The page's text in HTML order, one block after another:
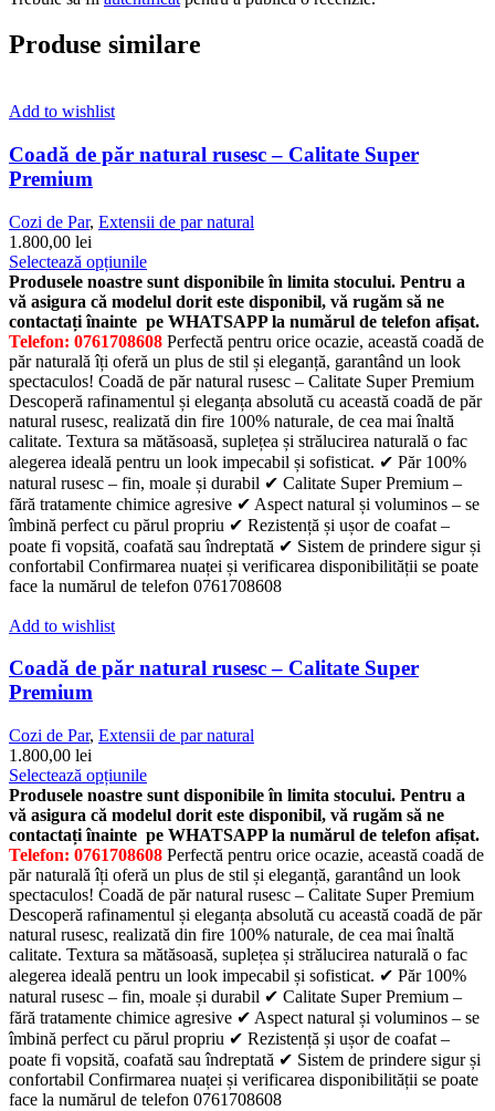
Produse similare
Add to wishlist
Coadă de păr natural rusesc – Calitate Super
Premium
Cozi de Par, Extensii de par natural
1.800,00 lei
Selectează opțiunileAcest
produs
are
mai
multe
variații.
Opțiunile
pot
fi
alese
în
pagina
produsului.
Produsele noastre sunt disponibile în limita stocului. Pentru a
vă asigura că modelul dorit este disponibil, vă rugăm să ne
contactați înainte pe WHATSAPP la numărul de telefon afișat.
Telefon: 0761708608 Perfectă pentru orice ocazie, această coadă de
păr naturală îți oferă un plus de stil și eleganță, garantând un look
spectaculos! Coadă de păr natural rusesc – Calitate Super Premium
Descoperă rafinamentul și eleganța absolută cu această coadă de păr
natural rusesc, realizată din fire 100% naturale, de cea mai înaltă
calitate. Textura sa mătăsoasă, suplețea și strălucirea naturală o fac
alegerea ideală pentru un look impecabil și sofisticat. ✔ Păr 100%
natural rusesc – fin, moale și durabil ✔ Calitate Super Premium –
fără tratamente chimice agresive ✔ Aspect natural și voluminos – se
îmbină perfect cu părul propriu ✔ Rezistență și ușor de coafat –
poate fi vopsită, coafată sau îndreptată ✔ Sistem de prindere sigur și
confortabil Confirmarea nuaței și verificarea disponibilității se poate
face la numărul de telefon 0761708608
Add to wishlist
Coadă de păr natural rusesc – Calitate Super
Premium
Cozi de Par, Extensii de par natural
1.800,00 lei
Selectează opțiunileAcest
produs
are
mai
multe
variații.
Opțiunile
pot
fi
alese
în
pagina
produsului.
Produsele noastre sunt disponibile în limita stocului. Pentru a
vă asigura că modelul dorit este disponibil, vă rugăm să ne
contactați înainte pe WHATSAPP la numărul de telefon afișat.
Telefon: 0761708608 Perfectă pentru orice ocazie, această coadă de
păr naturală îți oferă un plus de stil și eleganță, garantând un look
spectaculos! Coadă de păr natural rusesc – Calitate Super Premium
Descoperă rafinamentul și eleganța absolută cu această coadă de păr
natural rusesc, realizată din fire 100% naturale, de cea mai înaltă
calitate. Textura sa mătăsoasă, suplețea și strălucirea naturală o fac
alegerea ideală pentru un look impecabil și sofisticat. ✔ Păr 100%
natural rusesc – fin, moale și durabil ✔ Calitate Super Premium –
fără tratamente chimice agresive ✔ Aspect natural și voluminos – se
îmbină perfect cu părul propriu ✔ Rezistență și ușor de coafat –
poate fi vopsită, coafată sau îndreptată ✔ Sistem de prindere sigur și
confortabil Confirmarea nuaței și verificarea disponibilității se poate
face la numărul de telefon 0761708608